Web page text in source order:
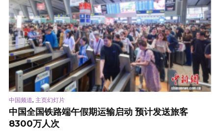
中国频道, 主页幻灯片
中国全国铁路端午假期运输启动 预计发送旅客
8300万人次